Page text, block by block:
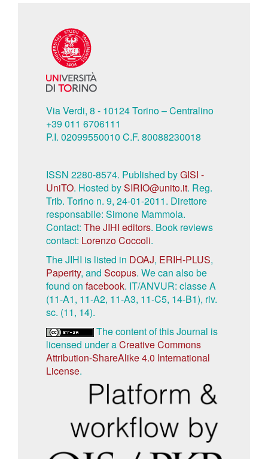
Via Verdi, 8 - 10124 Torino – Centralino
+39 011 6706111
P.I. 02099550010 C.F. 80088230018
ISSN 2280-8574. Published byGISI -
UniTO. Hosted bySIRIO@unito.it. Reg.
Trib. Torino n. 9, 24-01-2011. Direttore
responsabile: Simone Mammola.
Contact: The JIHI editors. Book reviews
contact: Lorenzo Coccoli.
The JIHI is listed in DOAJ, ERIH-PLUS,
Paperity, and Scopus. We can also be
found on facebook. IT/ANVUR: classe A
(11-A1, 11-A2, 11-A3, 11-C5, 14-B1), riv.
sc. (11, 14).
The content of this Journal is
licensed under aCreative Commons
Attribution-ShareAlike 4.0 International
License.